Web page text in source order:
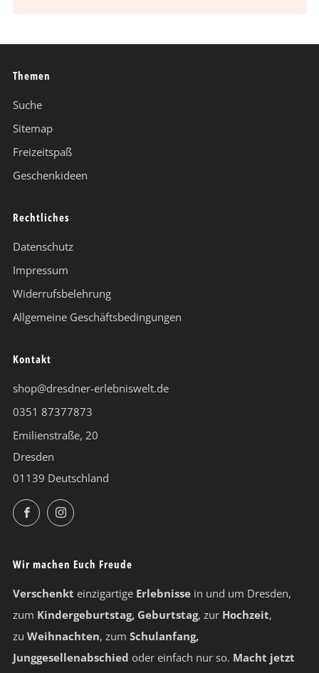
Themen
Suche
Sitemap
Freizeitspaß
Geschenkideen
Rechtliches
Datenschutz
Impressum
Widerrufsbelehrung
Allgemeine Geschäftsbedingungen
Kontakt
shop@dresdner-erlebniswelt.de
0351 87377873
Emilienstraße, 20
Dresden
01139 Deutschland
FacebookInstagram
Wir machen Euch Freude
Verschenkt einzigartige Erlebnisse in und um Dresden,
zum Kindergeburtstag, Geburtstag, zur Hochzeit,
zu Weihnachten, zum Schulanfang,
Junggesellenabschied oder einfach nur so. Macht jetzt